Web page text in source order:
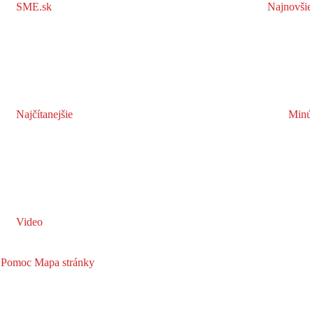
SME.sk
Najčítanejšie
Video
Pomoc Mapa stránky